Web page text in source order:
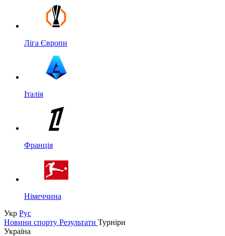
Ліга Європи
Італія
Франція
Німеччина
Укр Рус
Новини спорту Результати Турніри
Україна